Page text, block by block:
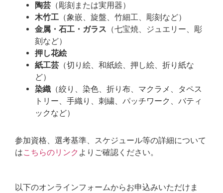
陶芸 （彫刻または実用器）
木竹工 （象嵌、旋盤、竹細工、彫刻など）
金属・石工・ガラス （七宝焼、ジュエリー、彫
刻など）
押し花絵
紙工芸 （切り絵、和紙絵、押し絵、折り紙な
ど）
染織 （絞り、染色、折り布、マクラメ、タペス
トリー、手織り、刺繍、パッチワーク、バティ
ックなど）
参加資格、選考基準、スケジュール等の詳細について
はこちらのリンク よりご確認ください。
以下のオンラインフォームからお申込みいただけま